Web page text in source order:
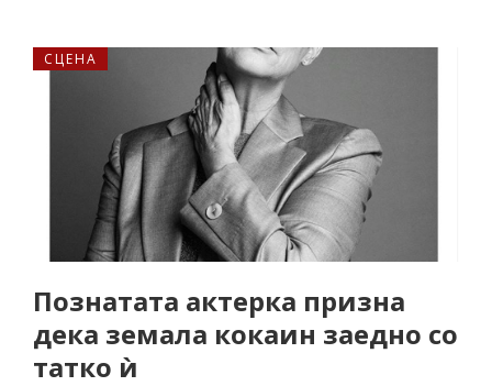
СЦЕНА
Познатата актерка призна
дека земала кокаин заедно со
татко ѝ